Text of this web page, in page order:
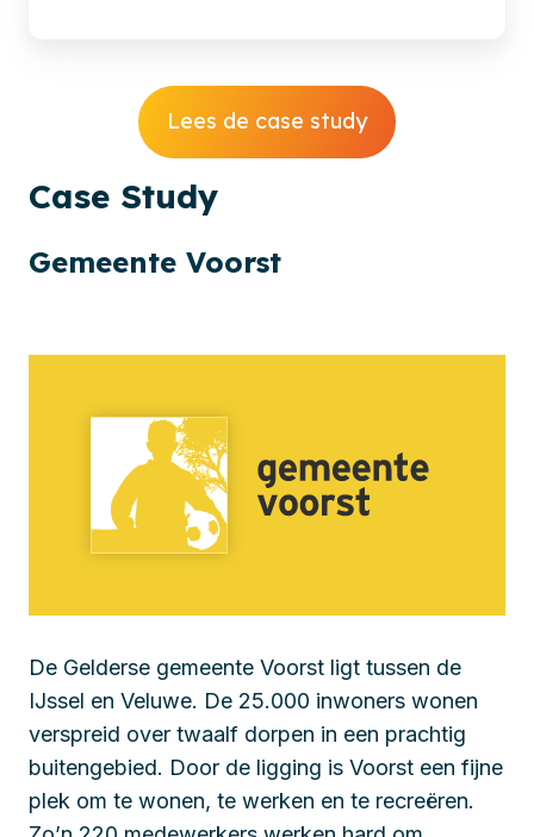
Lees de case study
Case Study
Gemeente Voorst
De Gelderse gemeente Voorst ligt tussen de
IJssel en Veluwe. De 25.000 inwoners wonen
verspreid over twaalf dorpen in een prachtig
buitengebied. Door de ligging is Voorst een fijne
plek om te wonen, te werken en te recreëren.